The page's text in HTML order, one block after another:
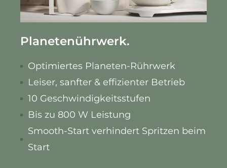
Planetenührwerk.
Optimiertes Planeten-Rührwerk
Leiser, sanfter & effizienter Betrieb
10 Geschwindigkeitsstufen
Bis zu 800 W Leistung
Smooth-Start verhindert Spritzen beim
Start